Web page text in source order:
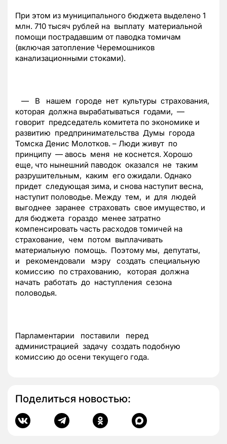
При этом из муниципального бюджета выделено 1
млн. 710 тысяч рублей на выплату материальной
помощи пострадавшим от паводка томичам
(включая затопление Черемошников
канализационными стоками).
— В нашем городе нет культуры страхования,
которая должна вырабатываться годами, —
говорит председатель комитета по экономике и
развитию предпринимательства Думы города
Томска Денис Молотков. – Люди живут по
принципу — авось меня не коснется. Хорошо
еще, что нынешний паводок оказался не таким
разрушительным, каким его ожидали. Однако
придет следующая зима, и снова наступит весна,
наступит половодье. Между тем, и для людей
выгоднее заранее страховать свое имущество, и
для бюджета гораздо менее затратно
компенсировать часть расходов томичей на
страхование, чем потом выплачивать
материальную помощь. Поэтому мы, депутаты,
и рекомендовали мэру создать специальную
комиссию по страхованию, которая должна
начать работать до наступления сезона
половодья.
Парламентарии поставили перед
администрацией задачу создать подобную
комиссию до осени текущего года.
Поделиться новостью: